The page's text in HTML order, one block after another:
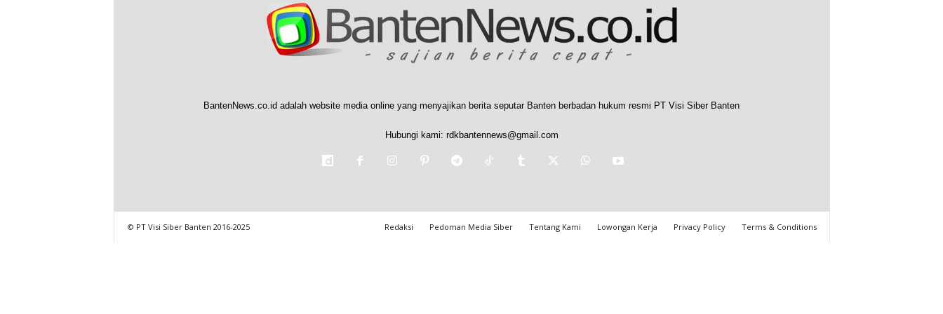
BantenNews.co.id adalah website media online yang menyajikan berita seputar Banten berbadan hukum resmi PT Visi Siber Banten
Hubungi kami: rdkbantennews@gmail.com
Redaksi Pedoman Media Siber Tentang Kami Lowongan Kerja Privacy Policy Terms & Conditions
© PT Visi Siber Banten 2016-2025